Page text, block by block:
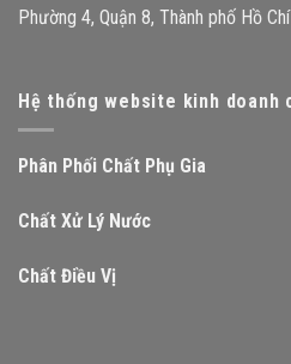
Phường 4, Quận 8, Thành phố Hồ
Hệ thống website kinh doanh
Phân Phối Chất Phụ Gia
Chất Xử Lý Nước
Chất Điều Vị